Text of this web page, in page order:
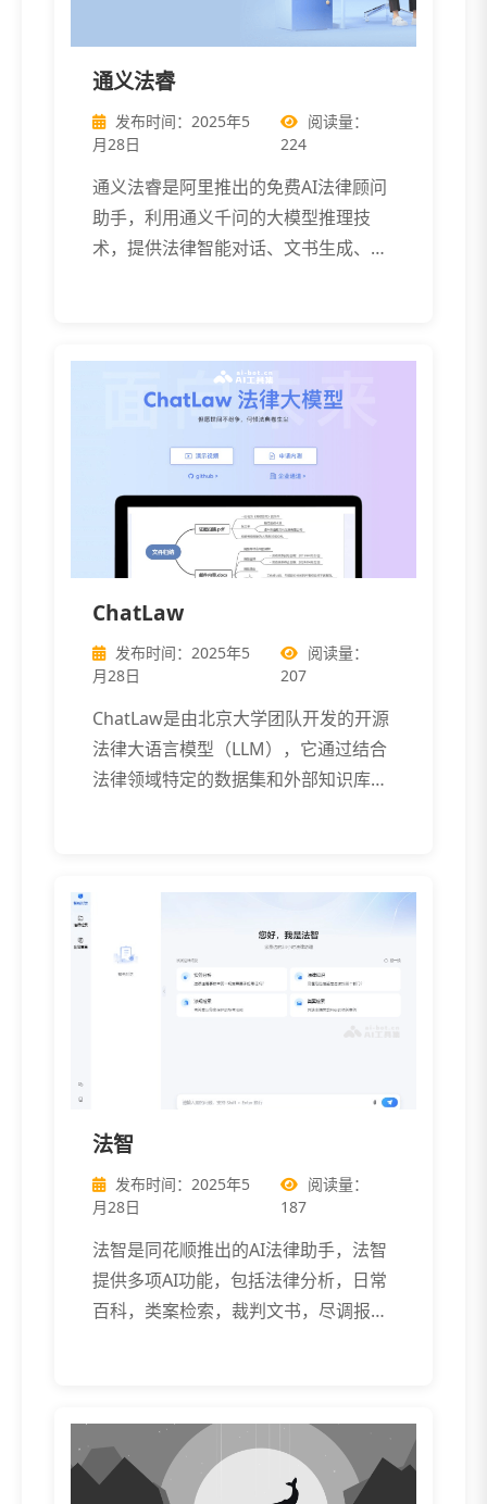
通义法睿
发布时间：2025年5
月28日
阅读量：
224
通义法睿是阿里推出的免费AI法律顾问
助手，利用通义千问的大模型推理技
术，提供法律智能对话、文书生成、知
ChatLaw
发布时间：2025年5
月28日
阅读量：
207
ChatLaw是由北京大学团队开发的开源
法律大语言模型（LLM），它通过结合
法律领域特定的数据集和外部知识库，
法智
发布时间：2025年5
月28日
阅读量：
187
法智是同花顺推出的AI法律助手，法智
提供多项AI功能，包括法律分析，日常
百科，类案检索，裁判文书，尽调报